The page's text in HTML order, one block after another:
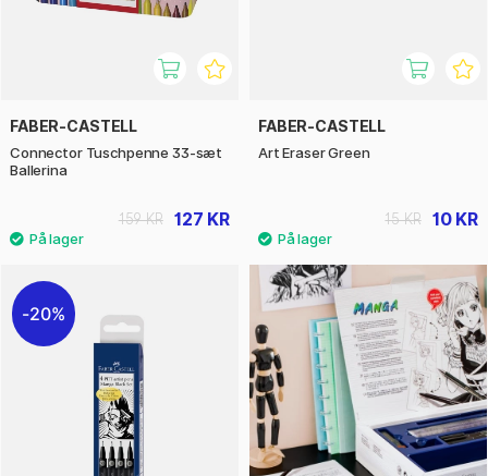
FABER-CASTELL
Connector Tuschpenne 33-sæt
Ballerina
127 KR
159 KR
FABER-CASTELL
Art Eraser Green
10 KR
15 KR
20%